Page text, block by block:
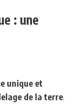
: une
unique et
de la terre.